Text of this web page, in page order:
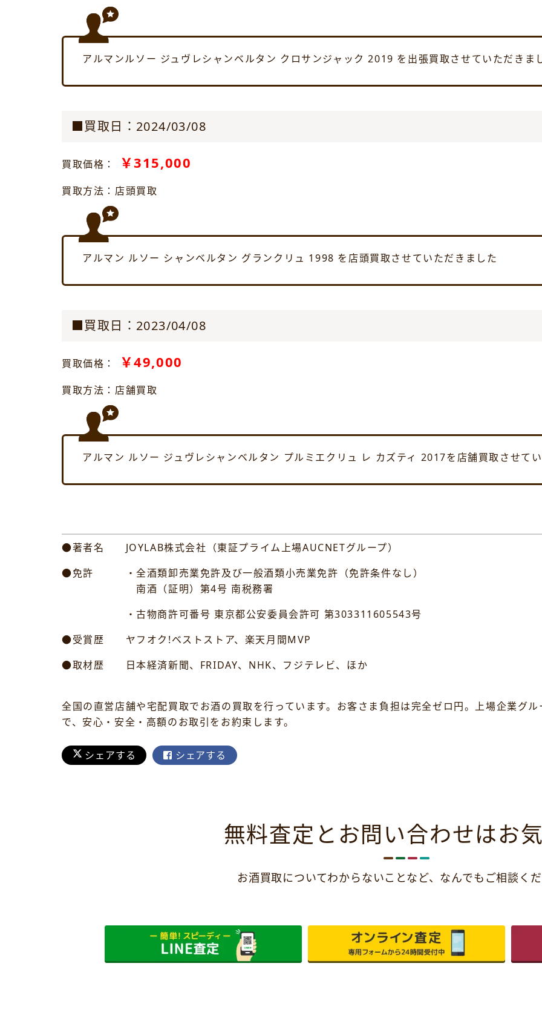
アルマンルソー ジュヴレシャンベルタン クロサンジャック 2019 を出張買取させていただきま
■買取日：2024/03/08
買取価格： ￥315,000
買取方法：店頭買取
アルマン ルソー シャンベルタン グランクリュ 1998 を店頭買取させていただきました
■買取日：2023/04/08
買取価格： ￥49,000
買取方法：店舗買取
アルマン ルソー ジュヴレシャンベルタン プルミエクリュ レ カズティ 2017を店舗買取させて
●著者名 JOYLAB株式会社（東証プライム上場AUCNETグループ）
●免許 ・全酒類卸売業免許及び一般酒類小売業免許（免許条件なし）
南酒（証明）第4号 南税務署
・古物商許可番号 東京都公安委員会許可 第303311605543号
●受賞歴 ヤフオク!ベストストア、楽天月間MVP
●取材歴 日本経済新聞、FRIDAY、NHK、フジテレビ、ほか
全国の直営店舗や宅配買取でお酒の買取を行っています。お客さま負担は完全ゼロ円。上場企業グ
で、安心・安全・高額のお取引をお約束します。
シェアする シェアする
無料査定とお問い合わせはお
お酒買取についてわからないことなど、 なんでもご相談く